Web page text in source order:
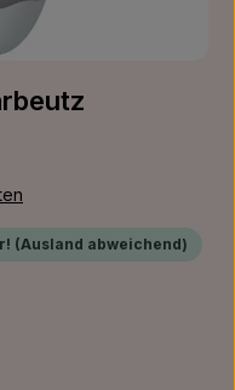
(Ausland abweichend)
Bronze